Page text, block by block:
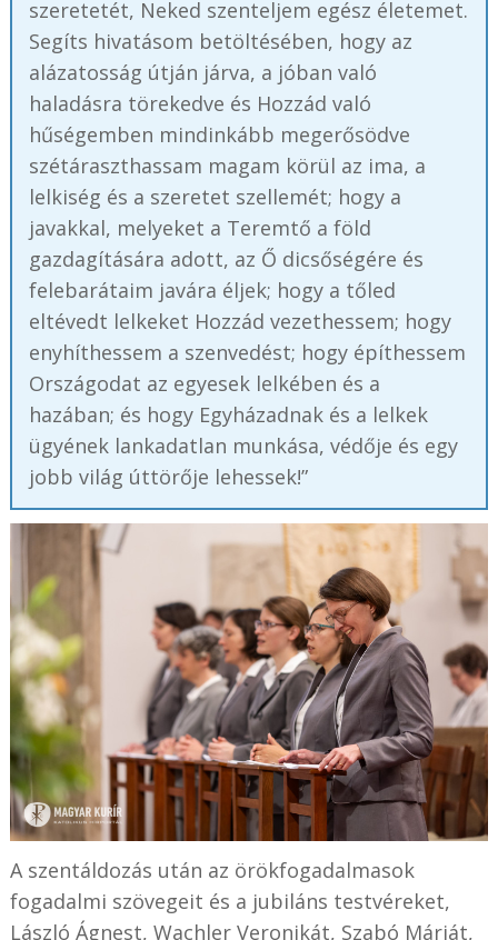
szeretetét, Neked szenteljem egész életemet.
Segíts hivatásom betöltésében, hogy az
alázatosság útján járva, a jóban való
haladásra törekedve és Hozzád való
hűségemben mindinkább megerősödve
szétáraszthassam magam körül az ima, a
lelkiség és a szeretet szellemét; hogy a
javakkal, melyeket a Teremtő a föld
gazdagítására adott, az Ő dicsőségére és
felebarátaim javára éljek; hogy a tőled
eltévedt lelkeket Hozzád vezethessem; hogy
enyhíthessem a szenvedést; hogy építhessem
Országodat az egyesek lelkében és a
hazában; és hogy Egyházadnak és a lelkek
ügyének lankadatlan munkása, védője és egy
jobb világ úttörője lehessek!”
A szentáldozás után az örökfogadalmasok
fogadalmi szövegeit és a jubiláns testvéreket,
László Ágnest, Wachler Veronikát, Szabó Máriát,